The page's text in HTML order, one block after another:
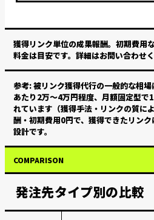
獲得リンク単位の成果報酬。初期費用
料金は目安です。詳細はお問い合わせく
参考: 被リンク獲得代行の一般的な相
あたり2万〜4万円程度、月額固定型
れています（獲得手法・リンクの質に
酬・初期費用0円で、獲得できたリン
設計です。
COMPARISON
発注先タイプ別の比較